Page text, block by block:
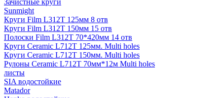
Зачистные круги
Sunmight
Круги Film L312T 125мм 8 отв
Круги Film L312T 150мм 15 отв
Полоски Film L312T 70*420мм 14 отв
Круги Ceramic L712T 125мм. Multi holes
Круги Ceramic L712T 150мм. Multi holes
Рулоны Ceramic L712T 70мм*12м Multi holes
листы
SIA водостойкие
Matador